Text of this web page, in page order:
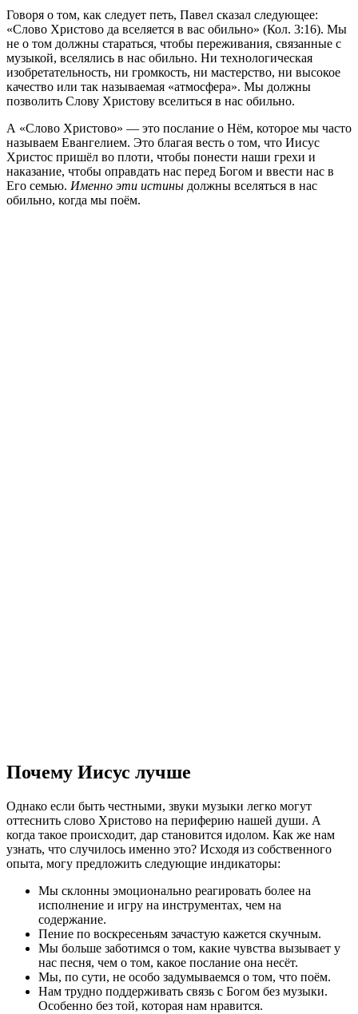
Говоря о том, как следует петь, Павел сказал следующее:
«Слово Христово да вселяется в вас обильно» (Кол. 3:16). Мы
не о том должны стараться, чтобы переживания, связанные с
музыкой, вселялись в нас обильно. Ни технологическая
изобретательность, ни громкость, ни мастерство, ни высокое
качество или так называемая «атмосфера». Мы должны
позволить Слову Христову вселиться в нас обильно.
А «Слово Христово» — это послание о Нём, которое мы часто
называем Евангелием. Это благая весть о том, что Иисус
Христос пришёл во плоти, чтобы понести наши грехи и
наказание, чтобы оправдать нас перед Богом и ввести нас в
Его семью. Именно эти истины должны вселяться в нас
обильно, когда мы поём.
Почему Иисус лучше
Однако если быть честными, звуки музыки легко могут
оттеснить слово Христово на периферию нашей души. А
когда такое происходит, дар становится идолом. Как же нам
узнать, что случилось именно это? Исходя из собственного
опыта, могу предложить следующие индикаторы:
Мы склонны эмоционально реагировать более на
исполнение и игру на инструментах, чем на
содержание.
Пение по воскресеньям зачастую кажется скучным.
Мы больше заботимся о том, какие чувства вызывает у
нас песня, чем о том, какое послание она несёт.
Мы, по сути, не особо задумываемся о том, что поём.
Нам трудно поддерживать связь с Богом без музыки.
Особенно без той, которая нам нравится.